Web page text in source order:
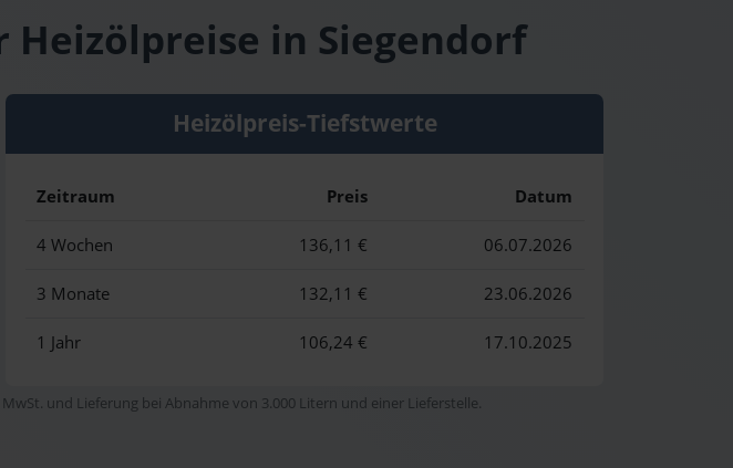
Heizölpreise in Siegendorf
Heizölpreis-Tiefstwerte
Zeitraum Preis Datum
4 Wochen 136,11 € 06.07.2026
3 Monate 132,11 € 23.06.2026
1 Jahr 106,24 € 17.10.2025
und Lieferung bei Abnahme von 3.000 Litern und einer Lieferstelle.